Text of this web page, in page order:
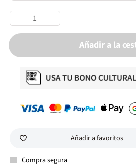
Añadir a la
Añadir a favoritos
Compra segura